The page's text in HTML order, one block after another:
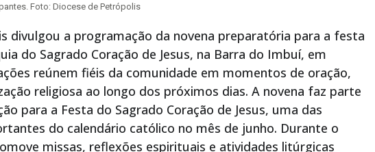
Foto: Diocese de Petrópolis
divulgou a programação da novena preparatória para a festa
do Sagrado Coração de Jesus, na Barra do Imbuí, em
reúnem fiéis da comunidade em momentos de oração,
religiosa ao longo dos próximos dias. A novena faz parte
para a Festa do Sagrado Coração de Jesus, uma das
do calendário católico no mês de junho. Durante o
missas, reflexões espirituais e atividades litúrgicas